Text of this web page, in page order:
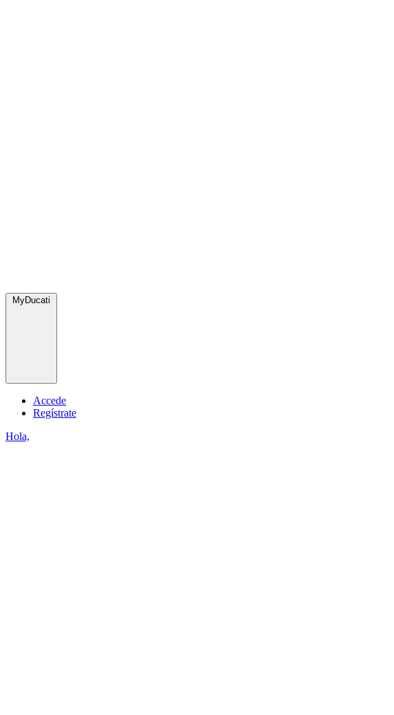
MyDucati
Accede
Regístrate
Hola,